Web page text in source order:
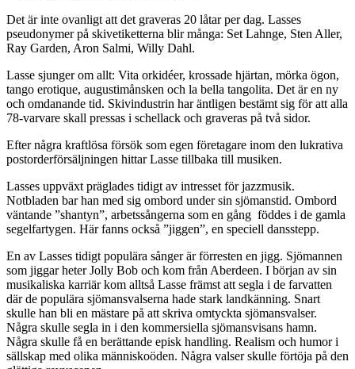
Det är inte ovanligt att det graveras 20 låtar per dag. Lasses
pseudonymer på skivetiketterna blir många: Set Lahnge, Sten Aller,
Ray Garden, Aron Salmi, Willy Dahl.
Lasse sjunger om allt: Vita orkidéer, krossade hjärtan, mörka ögon,
tango erotique, augustimånsken och la bella tangolita. Det är en ny
och omdanande tid. Skivindustrin har äntligen bestämt sig för att alla
78-varvare skall pressas i schellack och graveras på två sidor.
Efter några kraftlösa försök som egen företagare inom den lukrativa
postorderförsäljningen hittar Lasse tillbaka till musiken.
Lasses uppväxt präglades tidigt av intresset för jazzmusik.
Notbladen bar han med sig ombord under sin sjömanstid. Ombord
väntande ”shantyn”, arbetssångerna som en gång föddes i de gamla
segelfartygen. Här fanns också ”jiggen”, en speciell dansstepp.
En av Lasses tidigt populära sånger är förresten en jigg. Sjömannen
som jiggar heter Jolly Bob och kom från Aberdeen. I början av sin
musikaliska karriär kom alltså Lasse främst att segla i de farvatten
där de populära sjömansvalserna hade stark landkänning. Snart
skulle han bli en mästare på att skriva omtyckta sjömansvalser.
Några skulle segla in i den kommersiella sjömansvisans hamn.
Några skulle få en berättande episk handling. Realism och humor i
sällskap med olika människoöden. Några valser skulle förtöja på den